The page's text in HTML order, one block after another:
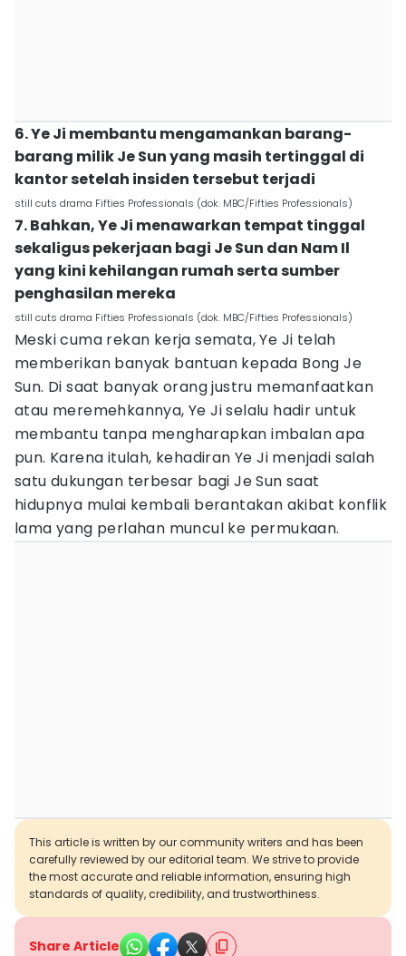
6. Ye Ji membantu mengamankan barang-
barang milik Je Sun yang masih tertinggal di
kantor setelah insiden tersebut terjadi
still cuts drama Fifties Professionals (dok. MBC/Fifties Professionals)
7. Bahkan, Ye Ji menawarkan tempat tinggal
sekaligus pekerjaan bagi Je Sun dan Nam Il
yang kini kehilangan rumah serta sumber
penghasilan mereka
still cuts drama Fifties Professionals (dok. MBC/Fifties Professionals)
Meski cuma rekan kerja semata, Ye Ji telah
memberikan banyak bantuan kepada Bong Je
Sun. Di saat banyak orang justru memanfaatkan
atau meremehkannya, Ye Ji selalu hadir untuk
membantu tanpa mengharapkan imbalan apa
pun. Karena itulah, kehadiran Ye Ji menjadi salah
satu dukungan terbesar bagi Je Sun saat
hidupnya mulai kembali berantakan akibat konflik
lama yang perlahan muncul ke permukaan.
This article is written by our community writers and has been
carefully reviewed by our editorial team. We strive to provide
the most accurate and reliable information, ensuring high
standards of quality, credibility, and trustworthiness.
Share Article